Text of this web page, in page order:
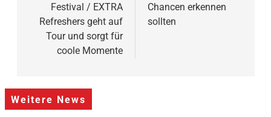
Festival / EXTRA
Refreshers geht auf
Tour und sorgt für
coole Momente
Chancen erkennen
sollten
Weitere News